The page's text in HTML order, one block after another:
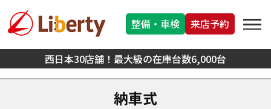
西日本30店舗！最大級の在庫台数6,000台
整備・車検 来店予約
納車式